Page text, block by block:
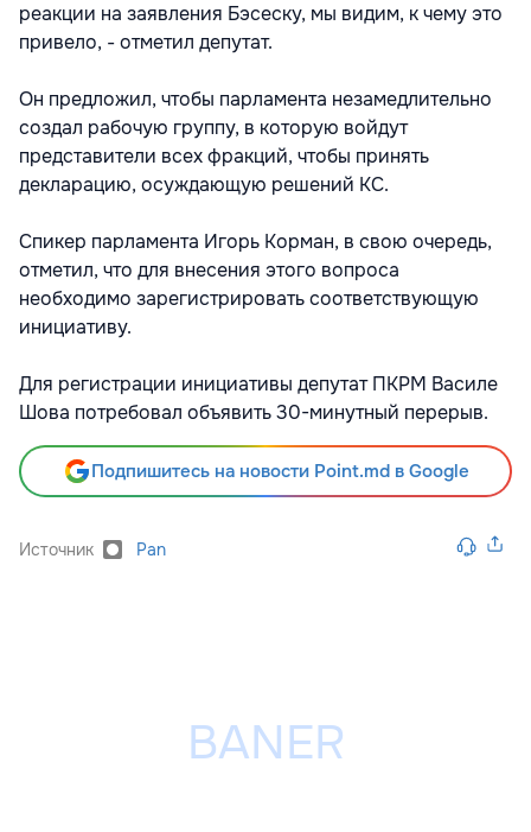
реакции на заявления Бэсеску, мы видим, к чему это
привело, - отметил депутат.
Он предложил, чтобы парламента незамедлительно
создал рабочую группу, в которую войдут
представители всех фракций, чтобы принять
декларацию, осуждающую решений КС.
Спикер парламента Игорь Корман, в свою очередь,
отметил, что для внесения этого вопроса
необходимо зарегистрировать соответствующую
инициативу.
Для регистрации инициативы депутат ПКРМ Василе
Шова потребовал объявить 30-минутный перерыв.
Подпишитесь на новости Point.md в Google
Источник Pan